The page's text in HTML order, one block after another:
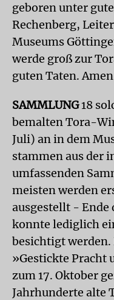
geboren unter
Rechenberg,
Museums
werde groß zur
guten Taten.
SAMMLUNG18
bemalten Tora-
Juli) an in dem
stammen aus der
umfassenden
meisten werden
ausgestellt - Ende
konnte lediglich
besichtigt werden.
»Gestickte Pracht
zum 17. Oktober
Jahrhunderte alte